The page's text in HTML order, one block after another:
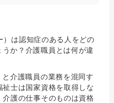
は認知症のある人をどの
か？介護職員とは何が違
介護職員の業務を混同す
士は国家資格を取得しな
護の仕事そのものは資格